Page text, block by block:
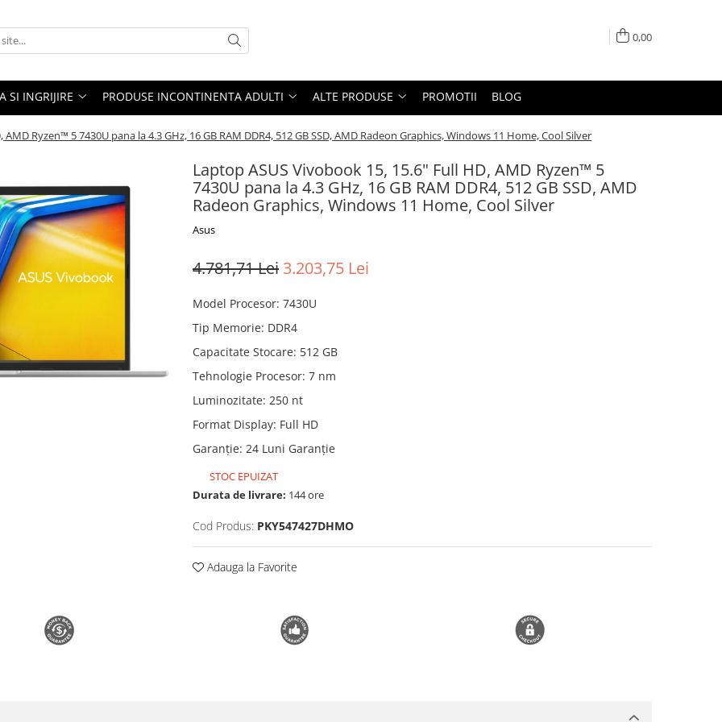
0,00
SI INGRIJIRE PRODUSE INCONTINENTA ADULTI ALTE PRODUSE PROMOTII BLOG
Ryzen™ 5 7430U pana la 4.3 GHz, 16 GB RAM DDR4, 512 GB SSD, AMD Radeon Graphics, Windows 11 Home, Cool Silver
Laptop ASUS Vivobook 15, 15.6" Full HD, AMD Ryzen™ 5
7430U pana la 4.3 GHz, 16 GB RAM DDR4, 512 GB SSD, AMD
Radeon Graphics, Windows 11 Home, Cool Silver
Asus
4.781,71 Lei 3.203,75 Lei
Model Procesor: 7430U
Tip Memorie: DDR4
Capacitate Stocare: 512 GB
Tehnologie Procesor: 7 nm
Luminozitate: 250 nt
Format Display: Full HD
Garanție: 24 Luni Garanție
STOC EPUIZAT
Durata de livrare: 144 ore
Cod Produs: PKY547427DHMO
Adauga la Favorite